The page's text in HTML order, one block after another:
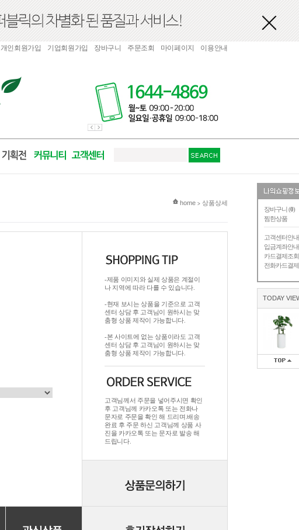
장바구니 (0)
찜한상품
고객센터안내
입금계좌안내
카드결제조회
전화카드결제
TODAY
개인회원가입 기업회원가입 장바구니 주문조회 마이페이지 이용안내
현재 위치
home > 상품상세
-제품 이미지와 실제 상품은 계절이
나 지역에 따라 다를 수 있습니다.
-현재 보시는 상품을 기준으로 고객
센터 상담 후 고객님이 원하시는 맞
춤형 상품 제작이 가능합니다.
-본 사이트에 없는 상품이라도 고객
센터 상담 후 고객님이 원하시는 맞
춤형 상품 제작이 가능합니다.
고객님께서 주문을 넣어주시면 확인
후 고객님께 카카오톡 또는 전화나
문자로 주문을 확인 해 드리며.배송
완료 후 주문 하신 고객님께 상품 사
진을 카카오톡 또는 문자로 발송 해
드립니다.